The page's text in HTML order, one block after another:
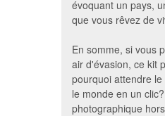
évoquant un pays,
que vous rêvez de
En somme, si vous
air d'évasion, ce kit
pourquoi attendre
le monde en un
photographique